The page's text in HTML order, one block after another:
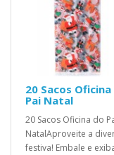
20 Sacos
Pai Natal
20 Sacos Oficina do
NatalAproveite a
festiva! Embale e